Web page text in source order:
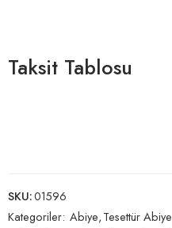
Taksit Tablosu
SKU:01596
Kategoriler: Abiye,Tesettür Abiye